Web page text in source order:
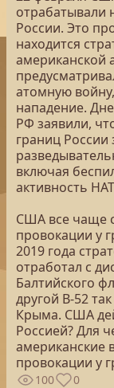
отрабатывали
России. Это
находится
американской
атомную
нападение.
РФ заявили,
границ
включая
активность
США все чаще
провокации у
2019 года
отработал с
Балтийского
другой B-52
Крыма. США
Россией? Для
американские
провокации у
100 0